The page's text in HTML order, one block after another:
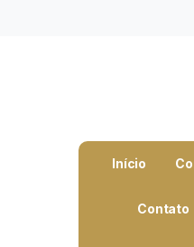
Início
Contato